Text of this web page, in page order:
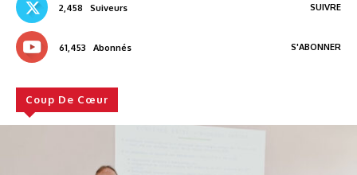
2,458 Suiveurs SUIVRE
61,453 Abonnés S'ABONNER
Coup De Cœur